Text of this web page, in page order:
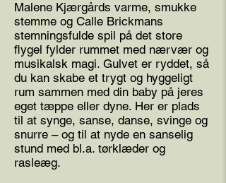
Malene Kjærgårds varme, smukke
stemme og Calle Brickmans
stemningsfulde spil på det store
flygel fylder rummet med nærvær og
musikalsk magi. Gulvet er ryddet, så
du kan skabe et trygt og hyggeligt
rum sammen med din baby på jeres
eget tæppe eller dyne. Her er plads
til at synge, sanse, danse, svinge og
snurre – og til at nyde en sanselig
stund med bl.a. tørklæder og
rasleæg.